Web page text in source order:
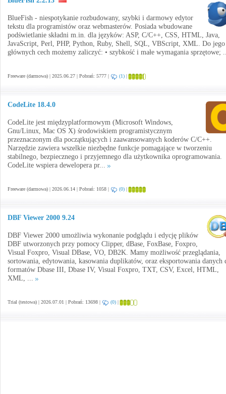
BlueFish - niespotykanie rozbudowany, szybki i darmowy edytor
tekstu dla programistów oraz webmasterów. Posiada wbudowane
podświetlanie składni m.in. dla języków: ASP, C/C++, CSS, HTML, Java,
JavaScript, Perl, PHP, Python, Ruby, Shell, SQL, VBScript, XML. Do jego
głównych cech możemy zaliczyć: • szybkość i małe wymagania sprzętowe;
Freeware (darmowa) | 2025.06.27 | Pobrań: 5777 | (1) |
CodeLite 18.4.0
CodeLite jest międzyplatformowym (Microsoft Windows,
Gnu/Linux, Mac OS X) środowiskiem programistycznym
przeznaczonym dla początkujących i zaawansowanych koderów C/C++.
Narzędzie zawiera wszelkie niezbędne funkcje pomagające w tworzeniu
stabilnego, bezpiecznego i przyjemnego dla użytkownika oprogramowania.
CodeLite wspiera dewelopera pr...
Freeware (darmowa) | 2026.06.14 | Pobrań: 1058 | (0) |
DBF Viewer 2000 9.24
DBF Viewer 2000 umożliwia wykonanie podglądu i edycję plików
DBF utworzonych przy pomocy Clipper, dBase, FoxBase, Foxpro,
Visual Foxpro, Visual DBase, VO, DB2K. Mamy możliwość przeglądania,
sortowania, edytowania, kasowania duplikatów, oraz eksportowania danych
formatów Dbase III, Dbase IV, Visual Foxpro, TXT, CSV, Excel, HTML,
XML, ...
Trial (testowa) | 2026.07.01 | Pobrań: 13698 | (0) |